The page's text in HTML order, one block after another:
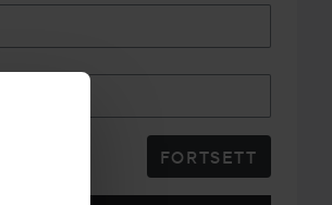
FORTSETT